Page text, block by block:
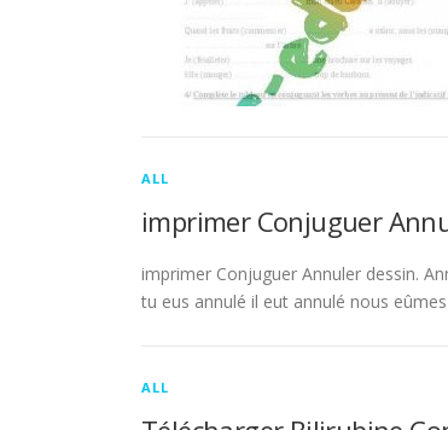
ALL
imprimer Conjuguer
imprimer Conjuguer Annuler dessin.
tu eus annulé il eut annulé nous
ALL